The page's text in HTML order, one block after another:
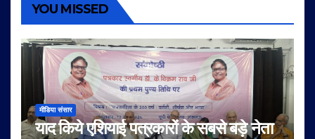
YOU MISSED
मीडिया संसार
याद किये एशियाई पत्रकारों के सबसे बड़े नेता